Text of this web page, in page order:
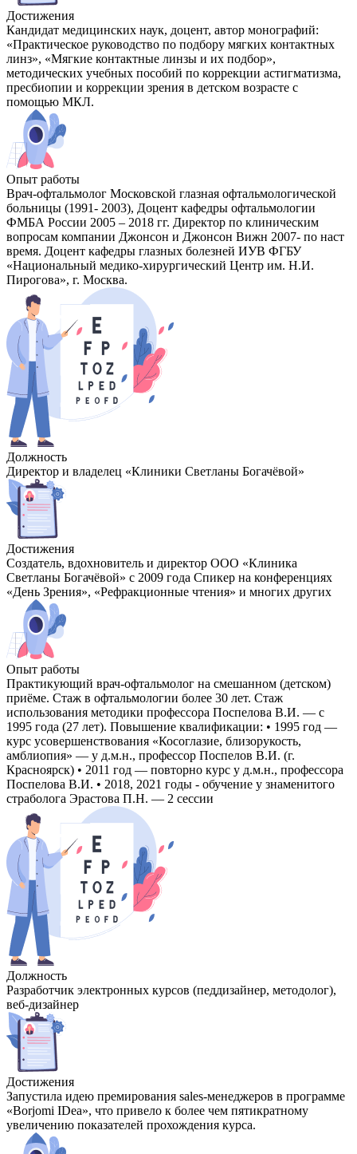
Достижения
Кандидат медицинских наук, доцент, автор монографий:
«Практическое руководство по подбору мягких контактных
линз», «Мягкие контактные линзы и их подбор»,
методических учебных пособий по коррекции астигматизма,
пресбиопии и коррекции зрения в детском возрасте с
помощью МКЛ.
Опыт работы
Врач-офтальмолог Московской глазная офтальмологической
больницы (1991- 2003), Доцент кафедры офтальмологии
ФМБА России 2005 – 2018 гг. Директор по клиническим
вопросам компании Джонсон и Джонсон Вижн 2007- по наст
время. Доцент кафедры глазных болезней ИУВ ФГБУ
«Национальный медико-хирургический Центр им. Н.И.
Пирогова», г. Москва.
Должность
Директор и владелец «Клиники Светланы Богачёвой»
Достижения
Создатель, вдохновитель и директор ООО «Клиника
Светланы Богачёвой» с 2009 года Спикер на конференциях
«День Зрения», «Рефракционные чтения» и многих других
Опыт работы
Практикующий врач-офтальмолог на смешанном (детском)
приёме. Стаж в офтальмологии более 30 лет. Стаж
использования методики профессора Поспелова В.И. — с
1995 года (27 лет). Повышение квалификации: • 1995 год —
курс усовершенствования «Косоглазие, близорукость,
амблиопия» — у д.м.н., профессор Поспелов В.И. (г.
Красноярск) • 2011 год — повторно курс у д.м.н., профессора
Поспелова В.И. • 2018, 2021 годы - обучение у знаменитого
страболога Эрастова П.Н. — 2 сессии
Должность
Разработчик электронных курсов (педдизайнер, методолог),
веб-дизайнер
Достижения
Запустила идею премирования sales-менеджеров в программе
«Borjomi IDea», что привело к более чем пятикратному
увеличению показателей прохождения курса.